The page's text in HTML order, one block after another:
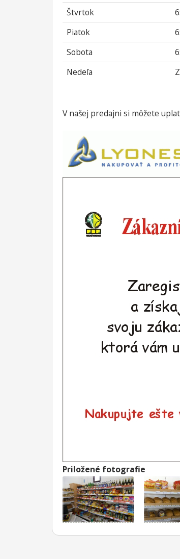
Štvrtok
Piatok
Sobota
Nedeľa
V našej predajni si môžete
Priložené fotografie